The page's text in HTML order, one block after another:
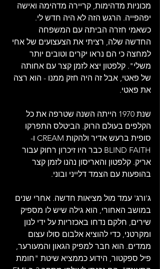
מכוניות מדהימות, קריירה מדהימה ואישה
יפהפייה. הרגש הזה לא היה חדש לי.
כשאמי חזרה הביתה עם המשפחה
החדשה שלה, רציתי את הצעצועים של אחי
למחצה כי הם נראו יקרים וטובים יותר
משלי". קלפטון יצא לזמן קצר עם אחותה
של פאטי, אבל זה היה חזק ממנו - הוא רצה
את פאטי.
שנת 1970 הייתה השנה שטרפה את כל
הקלפים בעולם הרוק. הביטלס התפרקו
סופית ברעש אדיר ולהקות CREAM ו-
BLIND FAITH כבר היו זיכרון רחוק עבור
אריק. קלפטון והאריסון נהנו לזמן קצר
בהופעות עם הצמד דלייני ובוני.
ג'ורג' עמד מול מציאות חדשה. אחרי שנים
במושב האחורי, הוא גילה שיש לו מספיק
שירים, חלקם נדחו באכזריות על ידי לנון
ומקרטני, כדי להוציא אלבום סולו עצום
ממדים. הוא חבר למפיק הגאון והמעורער,
פיל ספקטור, הידוע כממציא שיטת "חומת